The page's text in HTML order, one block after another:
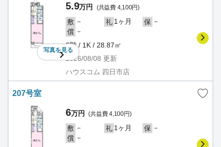
写真を見る
5.9万円 (共益費 4,100円)
敷 － 礼 1ヶ月 保 －
償 －
2階 / 1K / 28.87㎡
2026/08/08 更新
ハウスコム 四日市店
207号室
6万円 (共益費 4,100円)
敷 － 礼 1ヶ月 保 －
償 －